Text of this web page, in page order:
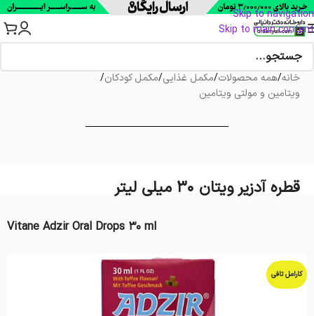
Skip to navigation
Skip to main content
خانه/همه محصولات/مکمل غذایی/مکمل کودکان/
ویتامین و مولتی ویتامین
قطره آدزیر ویتان ۳۰ میلی لیتر
Vitane Adzir Oral Drops 30 ml
کارامل تافی